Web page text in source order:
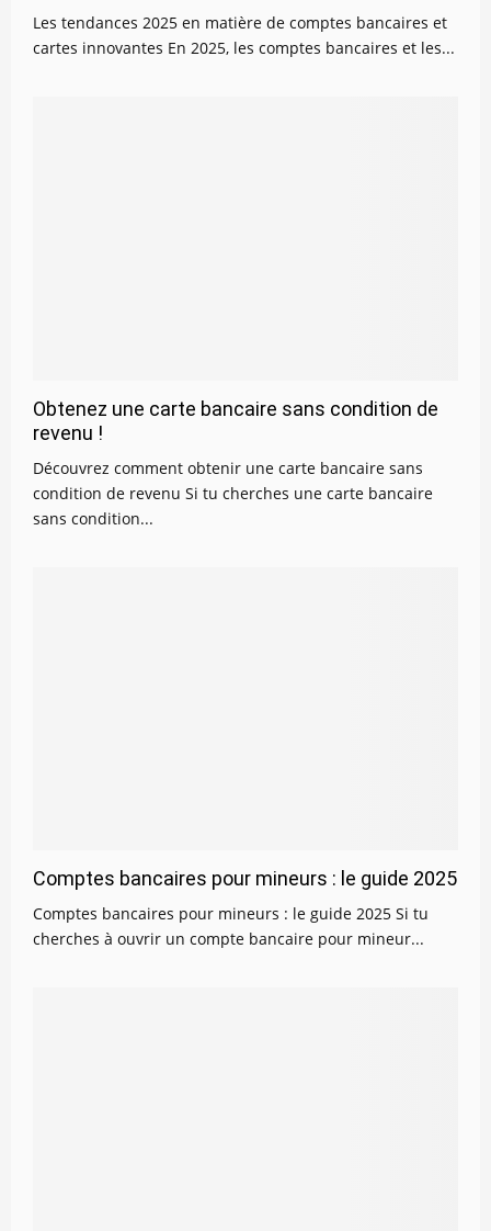
Les tendances 2025 en matière de comptes bancaires et
cartes innovantes En 2025, les comptes bancaires et les...
Obtenez une carte bancaire sans condition de
revenu !
Découvrez comment obtenir une carte bancaire sans
condition de revenu Si tu cherches une carte bancaire
sans condition...
Comptes bancaires pour mineurs : le guide 2025
Comptes bancaires pour mineurs : le guide 2025 Si tu
cherches à ouvrir un compte bancaire pour mineur...